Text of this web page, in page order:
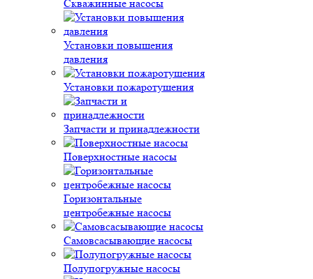
Скважинные насосы
Установки повышения
давления
Установки пожаротушения
Запчасти и принадлежности
Поверхностные насосы
Горизонтальные
центробежные насосы
Самовсасывающие насосы
Полупогружные насосы